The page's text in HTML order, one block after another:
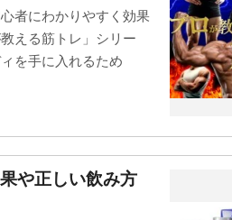
者にわかりやすく効果
える筋トレ」シリー
を手に入れるため
や正しい飲み方